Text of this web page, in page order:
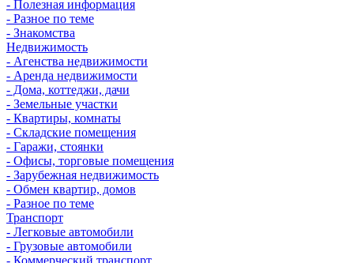
- Полезная информация
- Разное по теме
- Знакомства
Недвижимость
- Агенства недвижимости
- Аренда недвижимости
- Дома, коттеджи, дачи
- Земельные участки
- Квартиры, комнаты
- Складские помещения
- Гаражи, стоянки
- Офисы, торговые помещения
- Зарубежная недвижимость
- Обмен квартир, домов
- Разное по теме
Транспорт
- Легковые автомобили
- Грузовые автомобили
- Коммерческий транспорт